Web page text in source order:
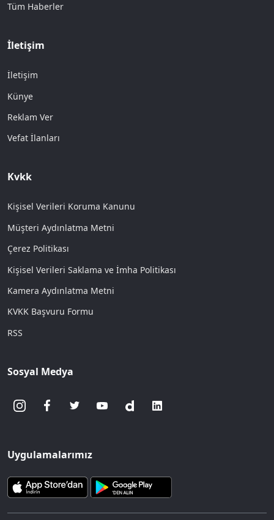
Tüm Haberler
İletişim
İletişim
Künye
Reklam Ver
Vefat İlanları
Kvkk
Kişisel Verileri Koruma Kanunu
Müşteri Aydınlatma Metni
Çerez Politikası
Kişisel Verileri Saklama ve İmha Politikası
Kamera Aydınlatma Metni
KVKK Başvuru Formu
RSS
Sosyal Medya
Uygulamalarımız